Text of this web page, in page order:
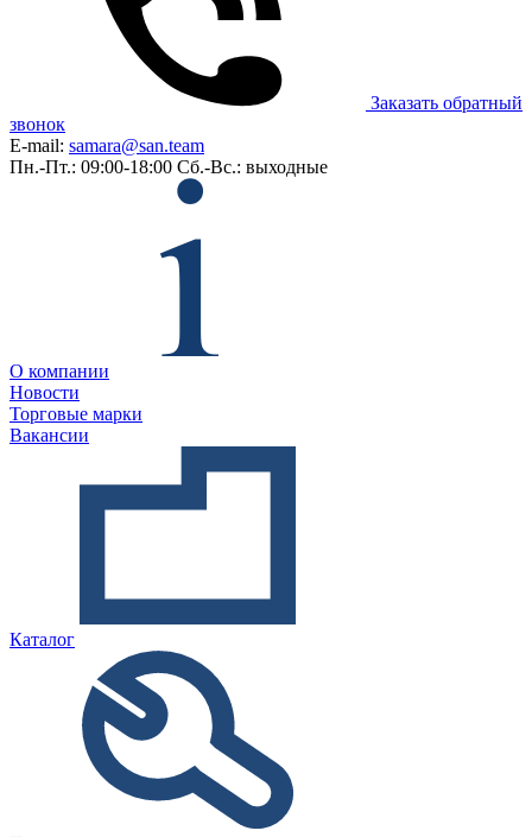
Заказать обратный
звонок
E-mail: samara@san.team
Пн.-Пт.: 09:00-18:00 Сб.-Вс.: выходные
О компании
Новости
Торговые марки
Вакансии
Каталог